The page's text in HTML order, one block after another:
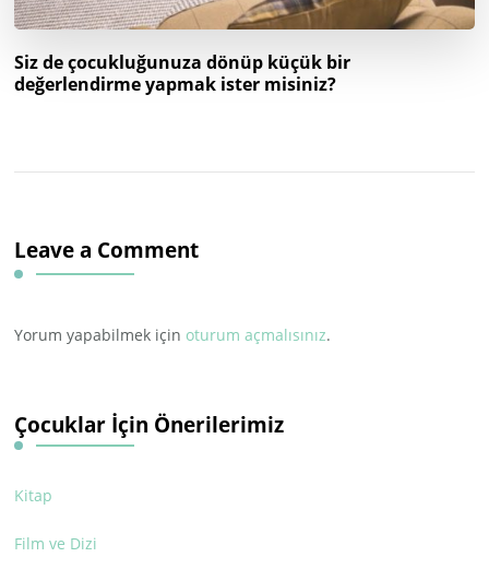
Siz de çocukluğunuza dönüp küçük bir
değerlendirme yapmak ister misiniz?
Leave a Comment
Yorum yapabilmek için oturum açmalısınız.
Çocuklar İçin Önerilerimiz
Kitap
Film ve Dizi